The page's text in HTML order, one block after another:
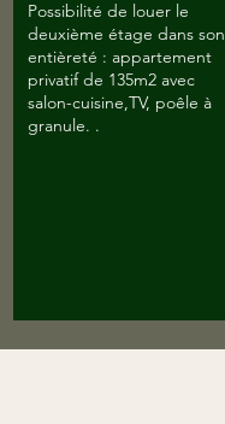
Possibilité de louer le
deuxième étage dans son
entièreté : appartement
privatif de 135m2 avec
salon-cuisine,TV, poêle à
granule. .